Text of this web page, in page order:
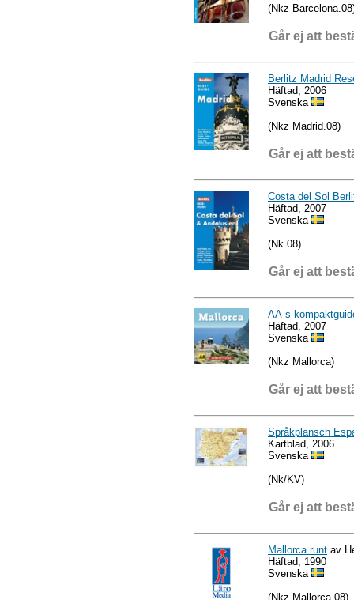
(Nkz
Går ej att
Berlitz Madrid
Häftad, 2006
Svenska
(Nkz Madrid.08)
Går ej att
Costa del Sol
Häftad, 2007
Svenska
(Nk.08)
Går ej att
AA-s
Häftad, 2007
Svenska
(Nkz Mallorca)
Går ej att
Språkplansch
Kartblad, 2006
Svenska
(Nk/KV)
Går ej att
Mallorca runt av
Häftad, 1990
Svenska
(Nkz Mallorca.08)